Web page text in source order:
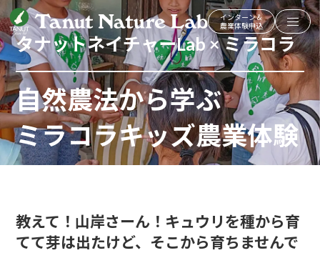
インターン＆
農業体験申込
タナットネイチャーLab × ミラコラ
自然農法から学ぶ
ミラコラキッズ農業体験
教えて！山岸さーん！キュウリを種から育
てて芽は出たけど、そこから育ちませんで